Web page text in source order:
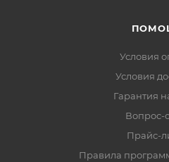
Условия
Условия
Гарантия
Вопрос-
Прайс-
Правила